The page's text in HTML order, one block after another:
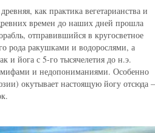
как практика вегетарианства и
времен до наших дней прошла
отправившийся в кругосветное
рода ракушками и водорослями, а
и йога с 5-го тысячелетия до н.э.
мифами и недопониманиями. Особенно
окутывает настоящую йогу отсюда –